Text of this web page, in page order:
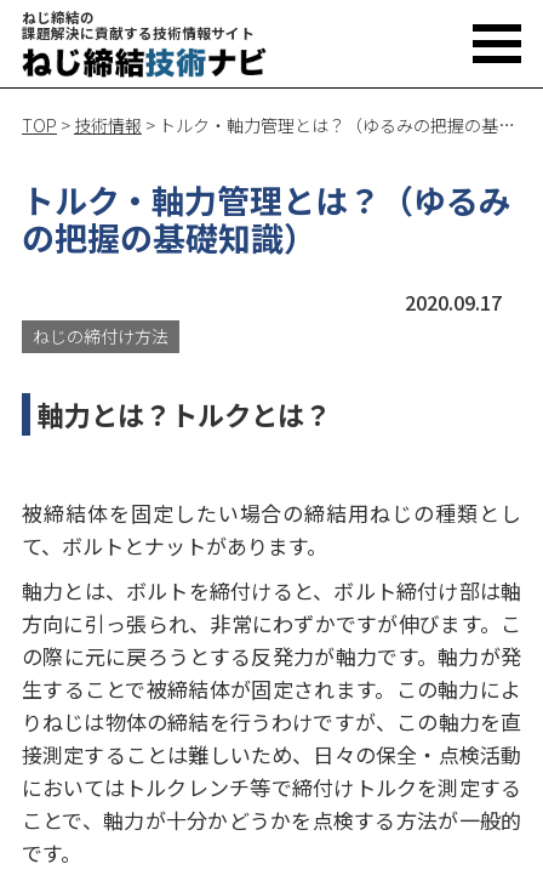
ねじ締結の
課題解決に貢献する技術情報サイト
TOP > 技術情報 > トルク・軸力管理とは？（ゆるみの把握の基礎知識）
トルク・軸力管理とは？（ゆるみ
の把握の基礎知識）
2020.09.17
ねじの締付け方法
軸力とは？トルクとは？
被締結体を固定したい場合の締結用ねじの種類とし
て、ボルトとナットがあります。
軸力とは、ボルトを締付けると、ボルト締付け部は軸
方向に引っ張られ、非常にわずかですが伸びます。 こ
の際に元に戻ろうとする反発力が軸力です。軸力が発
生することで被締結体が固定されます。 この軸力によ
りねじは物体の締結を行うわけですが、この軸力を直
接測定することは難しいため、日々の保全・点検活動
においてはトルクレンチ等で締付けトルクを測定する
ことで、軸力が十分かどうかを点検する方法が一般的
です。